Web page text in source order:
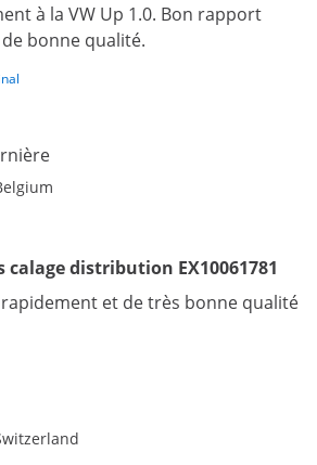
à la VW Up 1.0. Bon rapport
bonne qualité.
distribution EX10061781
et de très bonne qualité